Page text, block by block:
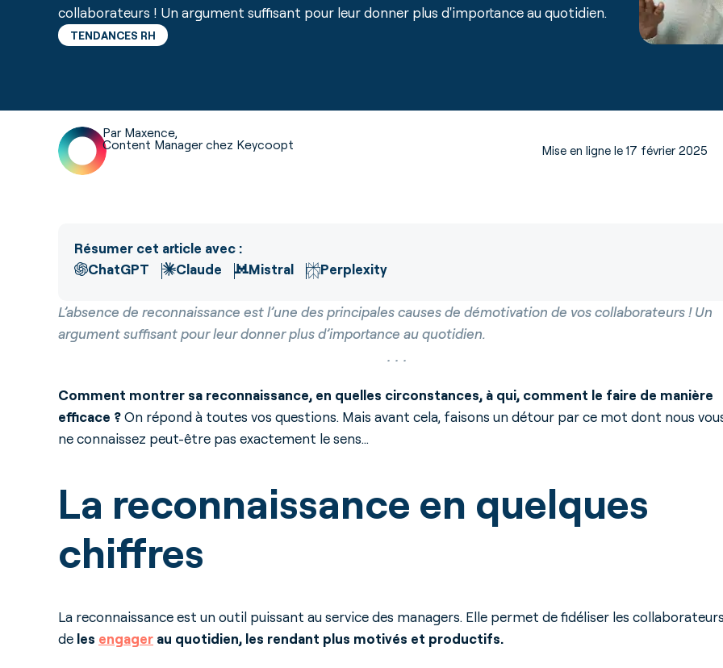
collaborateurs ! Un argument suffisant pour leur donner plus d'importance au quotidien.
TENDANCES RH
Par Maxence,
Content Manager chez Keycoopt Mise en ligne le 17 février 2025
Résumer cet article avec :
ChatGPT
Claude Mistral Perplexity
L’absence de reconnaissance est l’une des principales causes de démotivation de vos collaborateurs ! Un
argument suffisant pour leur donner plus d’importance au quotidien.
Comment montrer sa reconnaissance, en quelles circonstances, à qui, comment le faire de manière
efficace ?On répond à toutes vos questions. Mais avant cela, faisons un détour par ce mot dont nous
ne connaissez peut-être pas exactement le sens…
La reconnaissance en quelques
chiffres
La reconnaissance est un outil puissant au service des managers. Elle permet de fidéliser les
de les engager au quotidien, les rendant plus motivés et productifs.